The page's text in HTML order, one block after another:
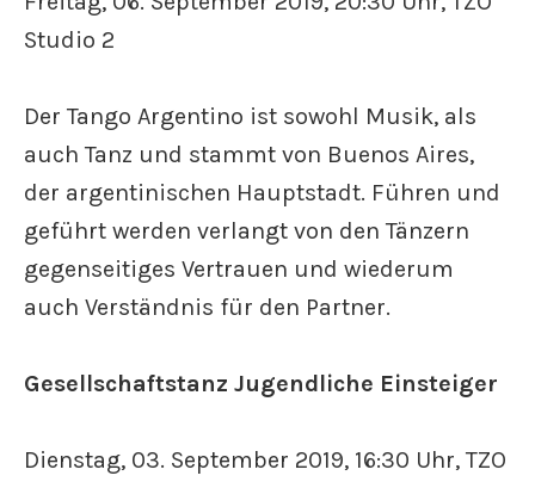
Studio 2
Der Tango Argentino ist sowohl Musik, als
auch Tanz und stammt von Buenos Aires,
der argentinischen Hauptstadt. Führen und
geführt werden verlangt von den Tänzern
gegenseitiges Vertrauen und wiederum
auch Verständnis für den Partner.
Gesellschaftstanz Jugendliche Einsteiger
Dienstag, 03. September 2019, 16:30 Uhr, TZO